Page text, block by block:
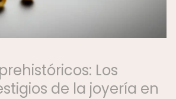
Los
de la joyería en